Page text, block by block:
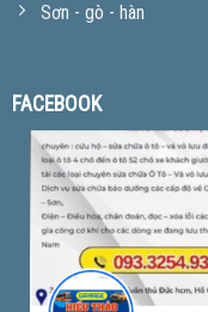
Sơn - gò - hàn
FACEBOOK